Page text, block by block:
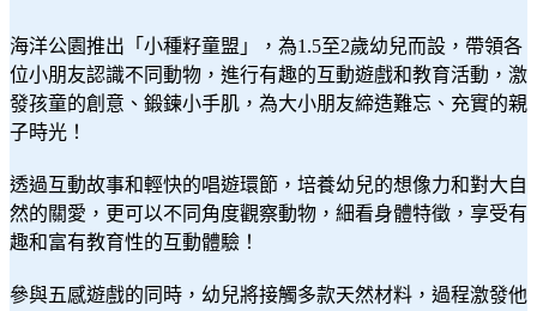
海洋公園推出「小種籽童盟」，為1.5至2歲幼兒而設，帶領各
位小朋友認識不同動物，進行有趣的互動遊戲和教育活動，激
發孩童的創意、鍛鍊小手肌，為大小朋友締造難忘、充實的親
子時光！
透過互動故事和輕快的唱遊環節，培養幼兒的想像力和對大自
然的關愛，更可以不同角度觀察動物，細看身體特徵，享受有
趣和富有教育性的互動體驗！
參與五感遊戲的同時，幼兒將接觸多款天然材料，過程激發他